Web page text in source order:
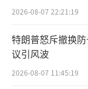
2026-08-07 22:21:19
特朗普怒斥撤换
议引风波
2026-08-07 11:45:19